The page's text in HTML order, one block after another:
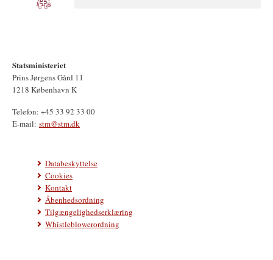
Statsministeriet
Prins Jørgens Gård 11
1218 København K
Telefon: +45 33 92 33 00
E-mail: stm@stm.dk
Databeskyttelse
Cookies
Kontakt
Åbenhedsordning
Tilgængelighedserklæring
Whistleblowerordning